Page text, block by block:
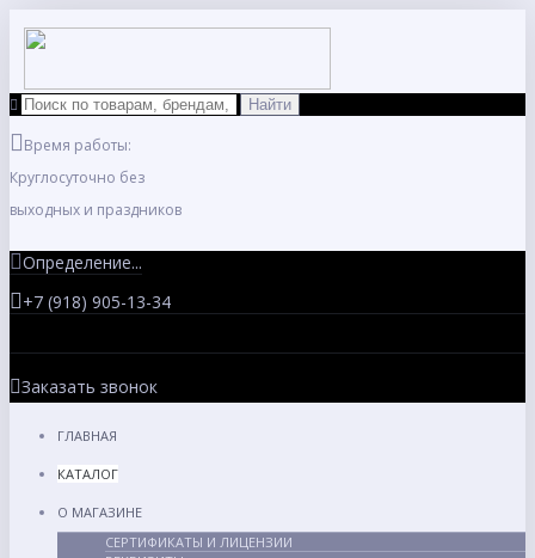
Время работы:
Круглосуточно без
выходных и праздников
Определение...
+7 (918) 905-13-34
Заказать звонок
ГЛАВНАЯ
КАТАЛОГ
О МАГАЗИНЕ
СЕРТИФИКАТЫ И ЛИЦЕНЗИИ